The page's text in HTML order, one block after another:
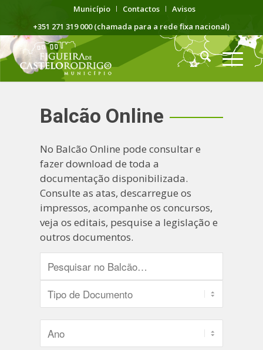
Município Contactos
Avisos
+351 271 319 000 (chamada para a rede fixa nacional)
Balcão Online
No Balcão Online pode consultar e
fazer download de toda a
documentação disponibilizada.
Consulte as atas, descarregue os
impressos, acompanhe os concursos,
veja os editais, pesquise a legislação e
outros documentos.